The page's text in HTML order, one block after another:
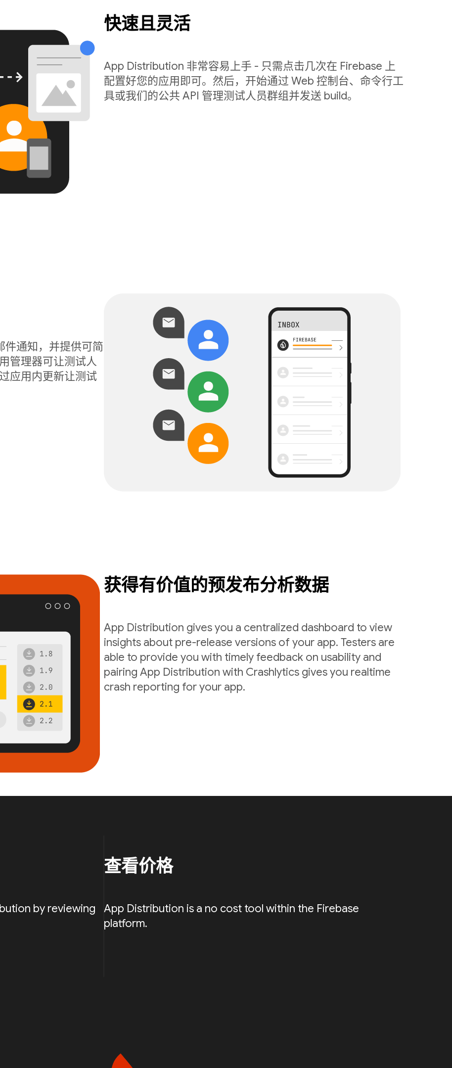
快速且灵活
App Distribution 非常容易上手 - 只需点击几次在 Firebase 上
配置好您的应用即可。然后，开始通过 Web 控制台、命令行工
具或我们的公共 API 管理测试人员群组并发送 build。
通知，并提供可简
管理器可让测试人
应用内更新让测试
获得有价值的预发布分析数据
App Distribution gives you a centralized dashboard to view
insights about pre-release versions of your app. Testers are
able to provide you with timely feedback on usability and
pairing App Distribution with Crashlytics gives you realtime
crash reporting for your app.
by reviewing
查看价格
App Distribution is a no cost tool within the Firebase
platform.